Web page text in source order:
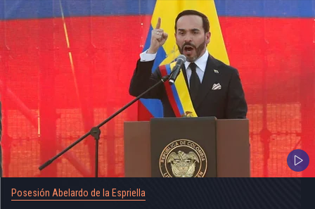
Posesión Abelardo de la Espriella